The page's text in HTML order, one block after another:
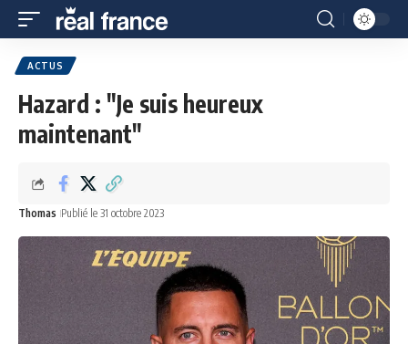
ACTUS
Hazard : "Je suis heureux
maintenant"
Thomas Publié le 31 octobre 2023